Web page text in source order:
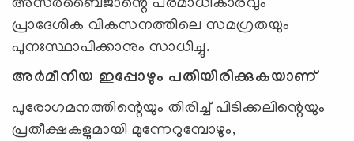
അസർബൈജാന്റെ പരമാധികാരവും
പ്രാദേശിക വികസനത്തിലെ സമഗ്രതയും
പുനഃസ്ഥാപിക്കാനും സാധിച്ചു.
അര്‍മീനിയ ഇപ്പോഴും പതിയിരിക്കുകയാണ്
പുരോഗമനത്തിന്റെയും തിരിച്ച് പിടിക്കലിന്റെയും
പ്രതീക്ഷകളുമായി മുന്നേറുമ്പോഴും,